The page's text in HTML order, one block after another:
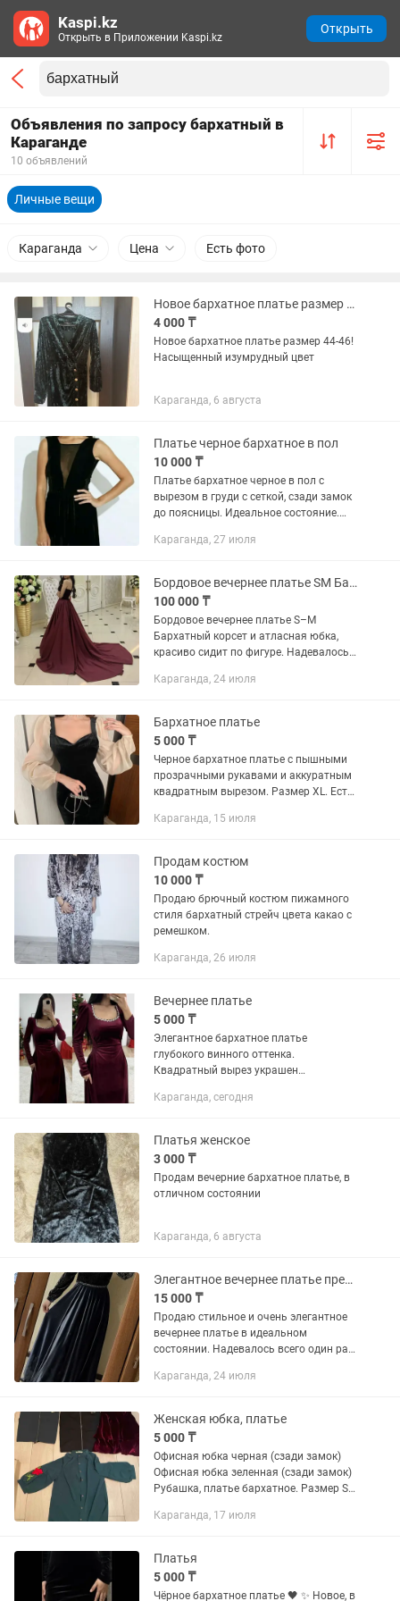
Объявления по запросу бархатный в
Караганде
10 объявлений
Личные вещи
Караганда Цена Есть фото
Новое бархатное платье размер 44-46
4 000 ₸
Новое бархатное платье размер 44-46!
Насыщенный изумрудный цвет
Караганда, 6 августа
Платье черное бархатное в пол
10 000 ₸
Платье бархатное черное в пол с
вырезом в груди с сеткой, сзади замок
до поясницы. Идеальное состояние.
Караганда, 27 июля
Бордовое вечернее платье SM Бархатный корсет и атласная юбка, к
100 000 ₸
Бордовое вечернее платье S–M
Бархатный корсет и атласная юбка,
красиво сидит по фигуре. Надевалось
фотосессий и торжественных
Караганда, 24 июля
Бархатное платье
5 000 ₸
Черное бархатное платье с пышными
прозрачными рукавами и аккуратным
квадратным вырезом. Размер XL. Есть
вопросам пишите.
Караганда, 15 июля
Продам костюм
10 000 ₸
Продаю брючный костюм пижамного
стиля бархатный стрейч цвета какао с
ремешком.
Караганда, 26 июля
Вечернее платье
5 000 ₸
Элегантное бархатное платье
глубокого винного оттенка.
Квадратный вырез украшен
подчеркивает шею и ключицы. •
• Длина миди,...
Караганда, сегодня
Платья женское
3 000 ₸
Продам вечерние бархатное платье, в
отличном состоянии
Караганда, 6 августа
Элегантное вечернее платье премиум качества
15 000 ₸
Продаю стильное и очень элегантное
вечернее платье в идеальном
состоянии. Надевалось всего один раз.
бархатная юбка красиво струится,
Караганда, 24 июля
Женская юбка, платье
5 000 ₸
Офисная юбка черная (сзади замок)
Офисная юбка зеленная (сзади замок)
Рубашка, платье бархатное. Размер S-
Караганда, 17 июля
Платья
5 000 ₸
Чёрное бархатное платье 🖤 ✨ Новое, в
Kaspi.kz
Открыть в Приложении Kaspi.kz
Открыть